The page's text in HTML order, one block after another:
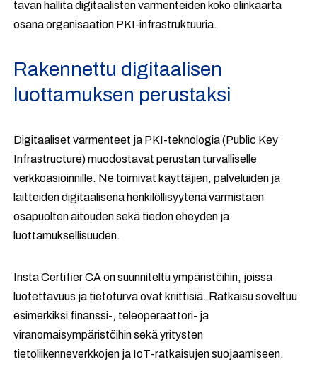
tavan hallita digitaalisten varmenteiden koko elinkaarta
osana organisaation PKI-infrastruktuuria.
Rakennettu digitaalisen
luottamuksen perustaksi
Digitaaliset varmenteet ja PKI-teknologia (Public Key
Infrastructure) muodostavat perustan turvalliselle
verkkoasioinnille. Ne toimivat käyttäjien, palveluiden ja
laitteiden digitaalisena henkilöllisyytenä varmistaen
osapuolten aitouden sekä tiedon eheyden ja
luottamuksellisuuden.
Insta Certifier CA on suunniteltu ympäristöihin, joissa
luotettavuus ja tietoturva ovat kriittisiä. Ratkaisu soveltuu
esimerkiksi finanssi-, teleoperaattori- ja
viranomaisympäristöihin sekä yritysten
tietoliikenneverkkojen ja IoT-ratkaisujen suojaamiseen.